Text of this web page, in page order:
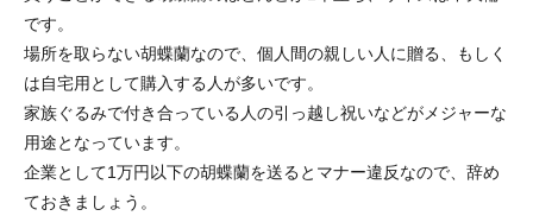
です。
場所を取らない胡蝶蘭なので、個人間の親しい人に贈る、もしく
は自宅用として購入する人が多いです。
家族ぐるみで付き合っている人の引っ越し祝いなどがメジャーな
用途となっています。
企業として1万円以下の胡蝶蘭を送るとマナー違反なので、辞め
ておきましょう。